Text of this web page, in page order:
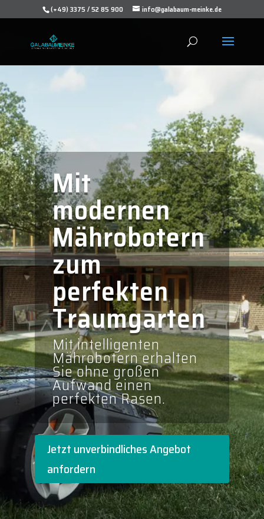
(+49) 3375 / 52 85 900 info@galabaum-meinke.de
Mit
modernen
Mährobotern
zum
perfekten
Traumgarten
Mit intelligenten
Mährobotern erhalten
Sie ohne großen
Aufwand einen
perfekten Rasen.
Jetzt unverbindliches Angebot
anfordern